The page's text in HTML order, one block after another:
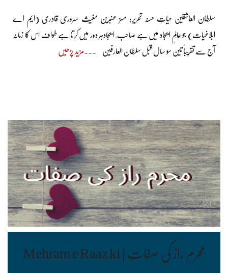
سلطان العاشقین حیاتِ حسنہ تحریر: مسز عنبرین مغیث سروری قادری (ایم اے
ابلاغیات) جو عَالَمِ ا یجاد میں ہے صاحب ِ ا یجادہر دور میں کرتا ہے طواف اس کا زمانہ
آج سے تقریباً تین سو سال قبل سلطان العارفین مزید پڑھیں
محرمِ راز کی صفات | Mehram e Raaz ki